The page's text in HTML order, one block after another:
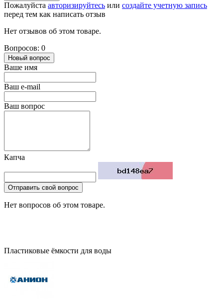
Пожалуйста авторизируйтесь или создайте учетную запись
перед тем как написать отзыв
Нет отзывов об этом товаре.
Вопросов: 0
Новый вопрос
Ваше имя
Ваш e-mail
Ваш вопрос
Капча
Отправить свой вопрос
Нет вопросов об этом товаре.
Пластиковые ёмкости для воды